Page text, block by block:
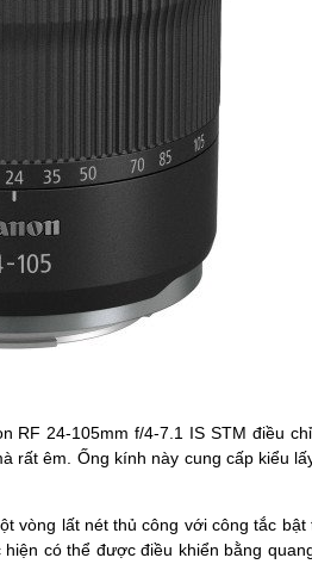
RF 24-105mm f/4-7.1 IS STM điều
rất êm. Ống kính này cung cấp kiểu
vòng lất nét thủ công với công tắc
có thể được điều khiển bằng